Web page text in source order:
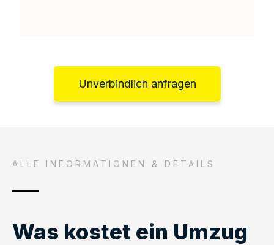
Unverbindlich anfragen
ALLE INFORMATIONEN & DETAILS
Was kostet ein Umzug